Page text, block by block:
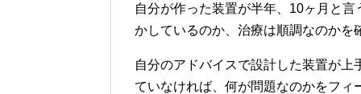
自分が作った装置が半年、10ヶ月と
かしているのか、治療は順調なのかを
自分のアドバイスで設計した装置が
ていなければ、何が問題なのかをフィ